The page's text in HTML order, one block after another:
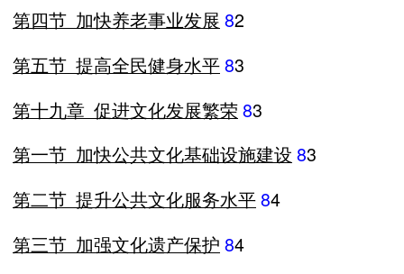
第四节 加快养老事业发展 82
第五节 提高全民健身水平83
第十九章 促进文化发展繁荣83
第一节 加快公共文化基础设施建设 83
第二节 提升公共文化服务水平84
第三节 加强文化遗产保护 84